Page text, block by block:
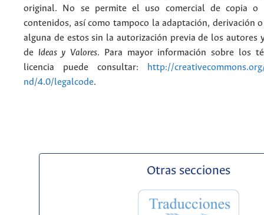
original. No se permite el uso comercial de copia o
contenidos, así como tampoco la adaptación, derivación
alguna de estos sin la autorización previa de los autores
de Ideas y Valores. Para mayor información sobre los
licencia puede consultar:
http://
nd/4.0/legalcode.
Otras secciones